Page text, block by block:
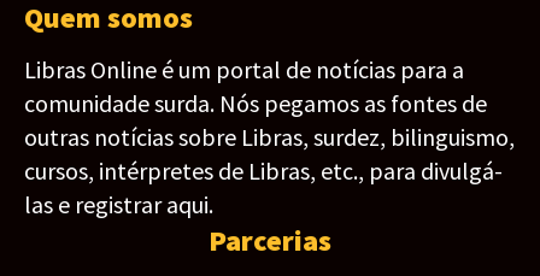
Quem somos
Libras Online é um portal de notícias para a
comunidade surda. Nós pegamos as fontes de
outras notícias sobre Libras, surdez, bilinguismo,
cursos, intérpretes de Libras, etc., para divulgá-
las e registrar aqui.
Parcerias